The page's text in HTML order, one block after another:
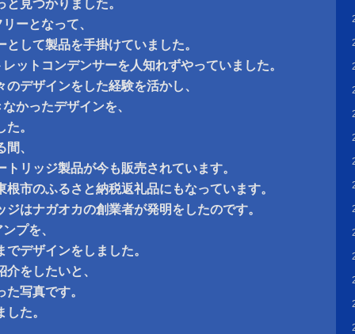
見つかりました。
ーとなって、
して製品を手掛けていました。
ットコンデンサーを人知れずやっていました。
デザインをした経験を活かし、
かったデザインを、
。
、
リッジ製品が今も販売されています。
市のふるさと納税返礼品にもなっています。
はナガオカの創業者が発明をしたのです。
プを、
デザインをしました。
をしたいと、
写真です。
た。